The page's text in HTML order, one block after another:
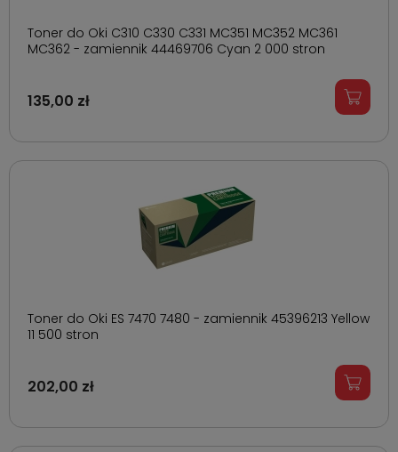
Toner do Oki C310 C330 C331 MC351 MC352 MC361
MC362 - zamiennik 44469706 Cyan 2 000 stron
135,00 zł
Toner do Oki ES 7470 7480 - zamiennik 45396213 Yellow
11 500 stron
202,00 zł